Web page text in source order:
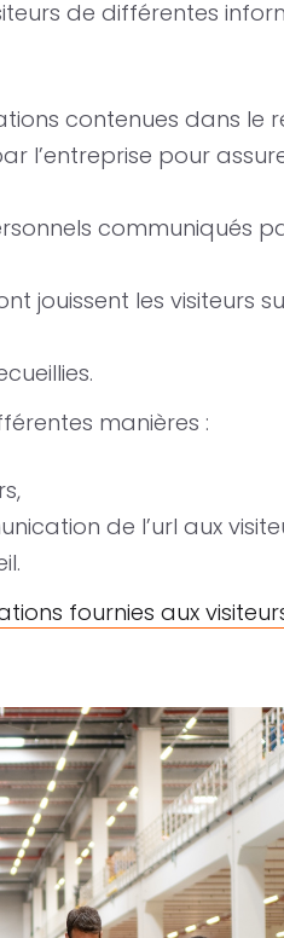
de différentes
contenues dans le
l’entreprise pour
communiqués
jouissent les visiteurs
manières :
de l’url aux
fournies aux